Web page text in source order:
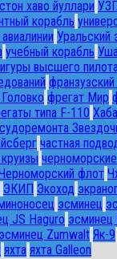
хаво йуллари
корабль
Уральский
учебный корабль
высшего
фрегат Мир
типа F-110
частная
флот
ЭКИП Экоход
эсминец
JS Haguro
эсминец Zumwalt Як-9
яхта яхта Galleon